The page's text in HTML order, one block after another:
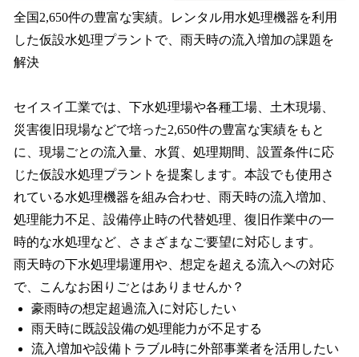
全国2,650件の豊富な実績。レンタル用水処理機器を利用
した仮設水処理プラントで、雨天時の流入増加の課題を
解決
セイスイ工業では、下水処理場や各種工場、土木現場、
災害復旧現場などで培った2,650件の豊富な実績をもと
に、現場ごとの流入量、水質、処理期間、設置条件に応
じた仮設水処理プラントを提案します。本設でも使用さ
れている水処理機器を組み合わせ、雨天時の流入増加、
処理能力不足、設備停止時の代替処理、復旧作業中の一
時的な水処理など、さまざまなご要望に対応します。
雨天時の下水処理場運用や、想定を超える流入への対応
で、こんなお困りごとはありませんか？
豪雨時の想定超過流入に対応したい
雨天時に既設設備の処理能力が不足する
流入増加や設備トラブル時に外部事業者を活用したい